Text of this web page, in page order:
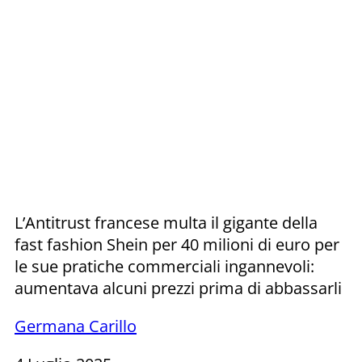
L’Antitrust francese multa il gigante della
fast fashion Shein per 40 milioni di euro per
le sue pratiche commerciali ingannevoli:
aumentava alcuni prezzi prima di abbassarli
Germana Carillo